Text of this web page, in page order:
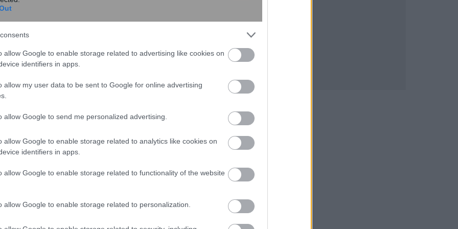
allow Google to enable storage related to advertising like cookies on
identifiers in apps.
allow my user data to be sent to Google for online advertising
allow Google to send me personalized advertising.
allow Google to enable storage related to analytics like cookies on
identifiers in apps.
allow Google to enable storage related to functionality of the website
allow Google to enable storage related to personalization.
Αποθήκες και τις Αποθήκες
– Εκροών και η νέα ψηφιακή εφαρμογή για
Πλωτών Μέσων.
– εκροών
να
στα καύσιμα, το οποίο θεσμοθετήθηκε το 2009:
συστήματος εισροών–εκροών στα
αλυσίδα καυσίμων και χρονοδιάγραμμα
ένας νέος νόμος το 2012 με 14 εφαρμοστικές
μέχρι σήμερα και άλλες που δεν εφαρμόστηκαν
αποφάσεις, ο οποίος προέβλεπε
εισροών–εκροών σε πρατήρια και
2021.